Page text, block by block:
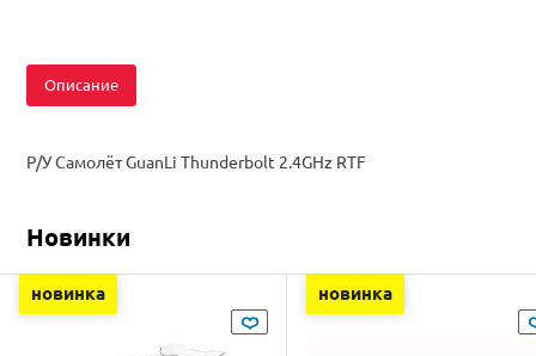
Описание
Р/У Самолёт GuanLi Thunderbolt 2.4GHz RTF
Новинки
новинка новинка